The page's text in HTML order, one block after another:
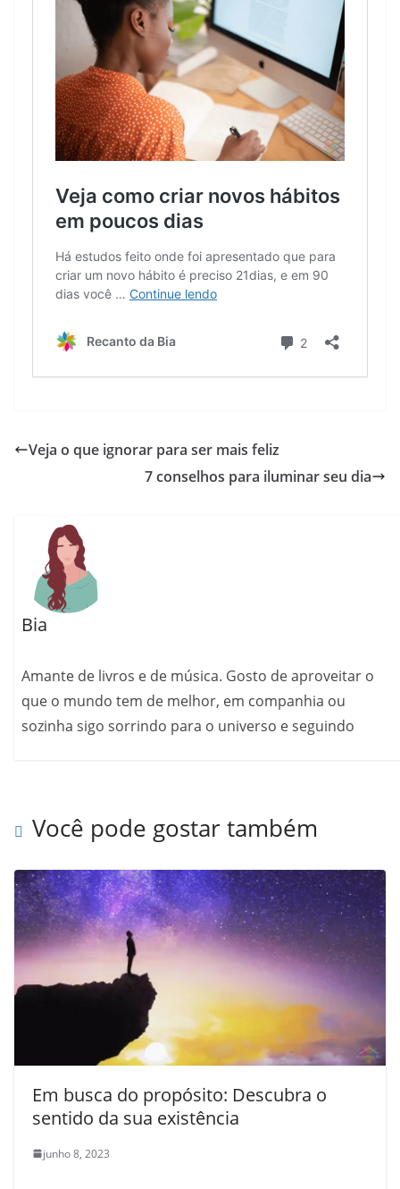
Veja o que ignorar para ser mais feliz
7 conselhos para iluminar seu dia
Bia
Amante de livros e de música. Gosto de aproveitar o
que o mundo tem de melhor, em companhia ou
sozinha sigo sorrindo para o universo e seguindo
Você pode gostar também
Em busca do propósito: Descubra o
sentido da sua existência
junho 8, 2023